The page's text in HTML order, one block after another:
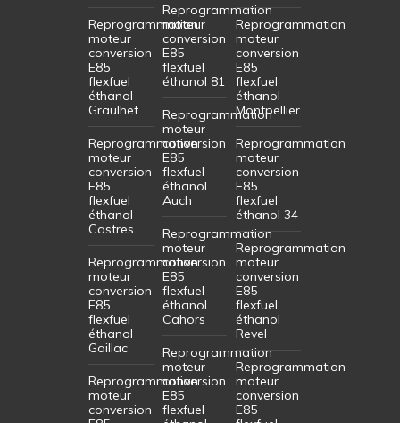
Reprogrammation
moteur
conversion
E85
flexfuel
éthanol
Graulhet
Reprogrammation
moteur
conversion
E85
flexfuel
éthanol
Castres
Reprogrammation
moteur
conversion
E85
flexfuel
éthanol
Gaillac
Reprogrammation
moteur
conversion
Reprogrammation
moteur
conversion
E85
flexfuel
éthanol 81
Reprogrammation
moteur
conversion
E85
flexfuel
éthanol
Auch
Reprogrammation
moteur
conversion
E85
flexfuel
éthanol
Cahors
Reprogrammation
moteur
conversion
E85
flexfuel
Reprogrammation
moteur
conversion
E85
flexfuel
éthanol
Montpellier
Reprogrammation
moteur
conversion
E85
flexfuel
éthanol 34
Reprogrammation
moteur
conversion
E85
flexfuel
éthanol
Revel
Reprogrammation
moteur
conversion
E85